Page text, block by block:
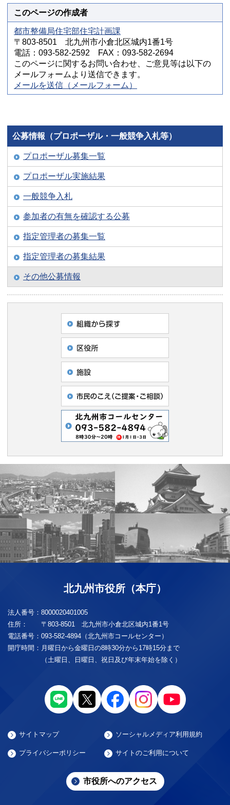
このページの作成者
都市整備局住宅部住宅計画課
〒803-8501 北九州市小倉北区城内1番1号
電話：093-582-2592 FAX：093-582-2694
このページに関するお問い合わせ、ご意見等は以下の
メールフォームより送信できます。
メールを送信（メールフォーム）
公募情報（プロポーザル・一般競争入札等）
プロポーザル募集一覧
プロポーザル実施結果
一般競争入札
参加者の有無を確認する公募
指定管理者の募集一覧
指定管理者の募集結果
その他公募情報
北九州市役所（本庁）
法人番号： 8000020401005
住所：
〒803-8501 北九州市小倉北区城内1番1号
電話番号： 093-582-4894（北九州市コールセンター）
開庁時間： 月曜日から金曜日の8時30分から17時15分まで
（土曜日、日曜日、祝日及び年末年始を除く）
サイトマップ ソーシャルメディア利用規約
プライバシーポリシー サイトのご利用について
市役所へのアクセス